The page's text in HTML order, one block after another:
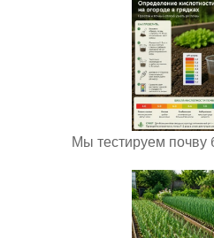
Мы тестируем почву